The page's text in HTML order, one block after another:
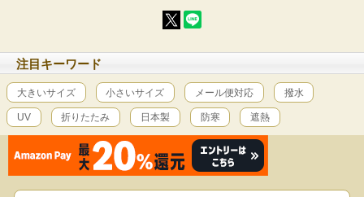
注目キーワード
大きいサイズ 小さいサイズ メール便対応 撥水
UV 折りたたみ 日本製 防寒 遮熱